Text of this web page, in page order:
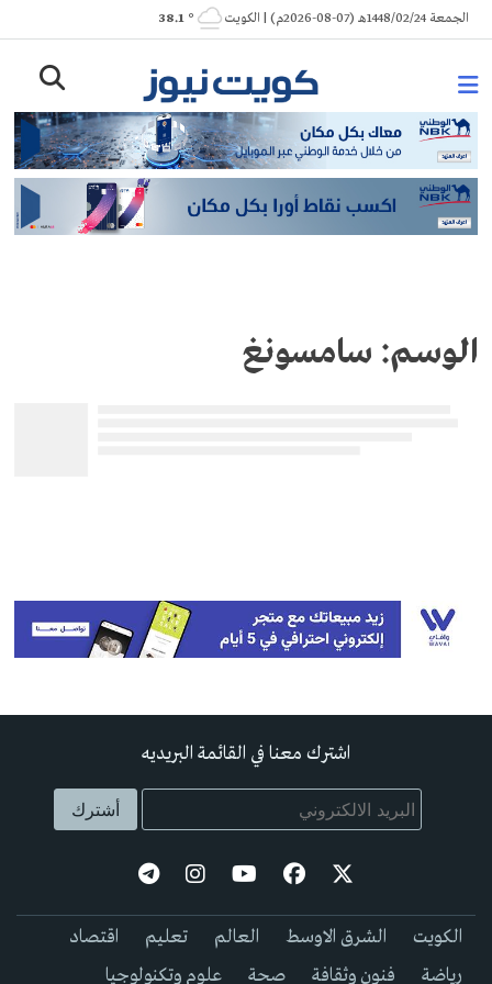
Skip
to
الجمعة 1448/02/24هـ (07-08-2026م) | الكويت ° 38.1
الوسم: سامسونغ
اشترك معنا في القائمة البريديه
الكويت الشرق الاوسط العالم تعليم
اقتصاد
رياضة
فنون وثقافة صحة علوم وتكنولوجيا